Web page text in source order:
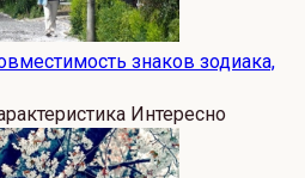
знаков зодиака,
Интересно